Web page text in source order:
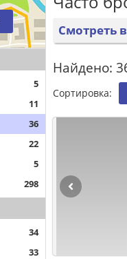
5
11
36
22
5
298
34
33
Смотреть
Найдено:
Сортировка: